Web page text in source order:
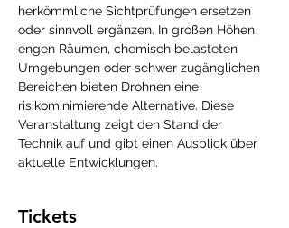
herkömmliche Sichtprüfungen ersetzen
oder sinnvoll ergänzen. In großen Höhen,
engen Räumen, chemisch belasteten
Umgebungen oder schwer zugänglichen
Bereichen bieten Drohnen eine
risikominimierende Alternative. Diese
Veranstaltung zeigt den Stand der
Technik auf und gibt einen Ausblick über
aktuelle Entwicklungen.
Tickets